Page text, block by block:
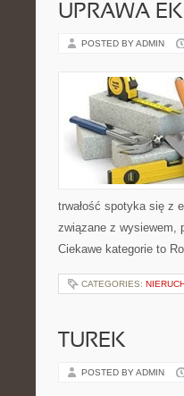
UPRAWA
POSTED BY ADMIN
trwałość spotyka się z
związane z wysiewem,
Ciekawe kategorie to
CATEGORIES:
TUREK
POSTED BY ADMIN